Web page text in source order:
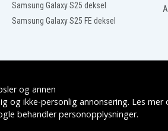
Samsung Galaxy S25 deksel
Samsung Galaxy S25 FE deksel
og annen
og ikke-personlig annonsering. Les mer
behandler personopplysninger.